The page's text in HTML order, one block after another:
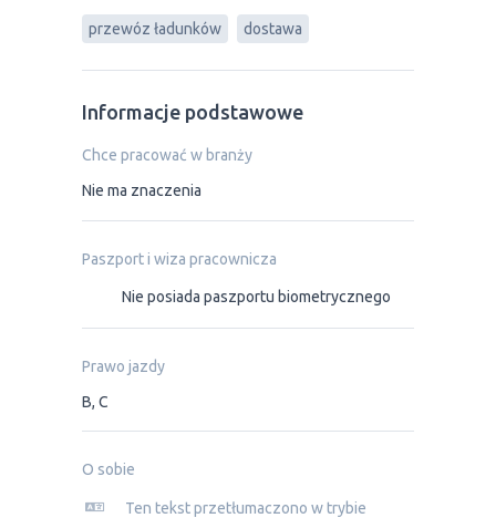
przewóz ładunków dostawa
Informacje podstawowe
Chce pracować w branży
Nie ma znaczenia
Paszport i wiza pracownicza
Nie posiada paszportu biometrycznego
Prawo jazdy
B, C
O sobie
Ten tekst przetłumaczono w trybie